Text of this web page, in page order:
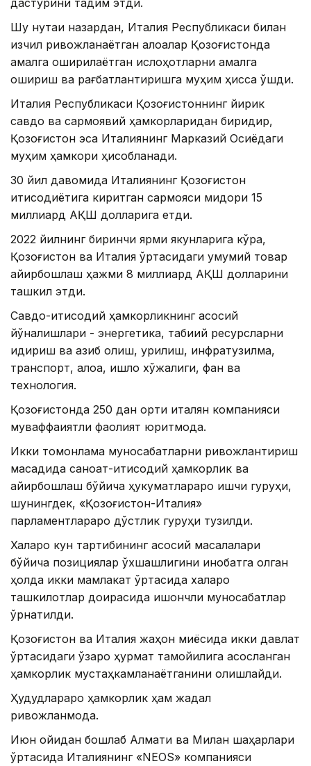
Шу нуқтаи назардан, Италия Республикаси билан
изчил ривожланаётган алоқалар Қозоғистонда
амалга оширилаётган ислоҳотларни амалга
ошириш ва рағбатлантиришга муҳим ҳисса қўшди.
Италия Республикаси Қозоғистоннинг йирик
савдо ва сармоявий ҳамкорларидан биридир,
Қозоғистон эса Италиянинг Марказий Осиёдаги
муҳим ҳамкори ҳисобланади.
30 йил давомида Италиянинг Қозоғистон
иқтисодиётига киритган сармояси миқдори 15
миллиард АҚШ долларига етди.
2022 йилнинг биринчи ярми якунларига кўра,
Қозоғистон ва Италия ўртасидаги умумий товар
айирбошлаш ҳажми 8 миллиард АҚШ долларини
ташкил этди.
Савдо-иқтисодий ҳамкорликнинг асосий
йўналишлари - энергетика, табиий ресурсларни
қидириш ва қазиб олиш, қурилиш, инфратузилма,
транспорт, алоқа, қишлоқ хўжалиги, фан ва
технология.
Қозоғистонда 250 дан ортиқ италян компанияси
муваффақиятли фаолият юритмоқда.
Икки томонлама муносабатларни ривожлантириш
мақсадида саноат-иқтисодий ҳамкорлик ва
айирбошлаш бўйича ҳукуматлараро ишчи гуруҳи,
шунингдек, «Қозоғистон-Италия»
парламентлараро дўстлик гуруҳи тузилди.
Халқаро кун тартибининг асосий масалалари
бўйича позициялар ўхшашлигини инобатга олган
ҳолда икки мамлакат ўртасида халқаро
ташкилотлар доирасида ишончли муносабатлар
ўрнатилди.
Қозоғистон ва Италия жаҳон миқёсида икки давлат
ўртасидаги ўзаро ҳурмат тамойилига асосланган
ҳамкорлик мустаҳкамланаётганини олқишлайди.
Ҳудудлараро ҳамкорлик ҳам жадал
ривожланмоқда.
Июн ойидан бошлаб Алмати ва Милан шаҳарлари
ўртасида Италиянинг «NEOS» компанияси